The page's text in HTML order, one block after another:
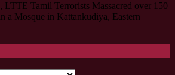
LTTE Tamil Terrorists Massacred over 150
a Mosque in Kattankudiya, Eastern